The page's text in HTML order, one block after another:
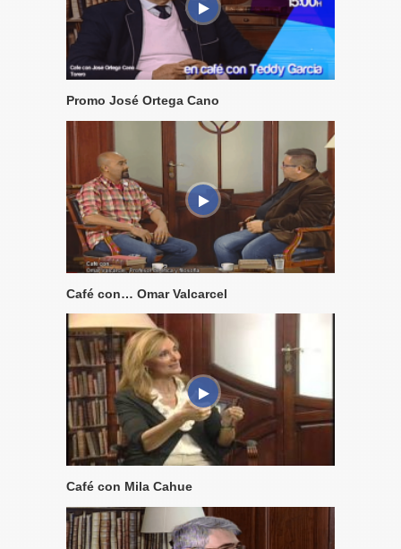
Promo José Ortega Cano
Café con… Omar Valcarcel
Café con Mila Cahue